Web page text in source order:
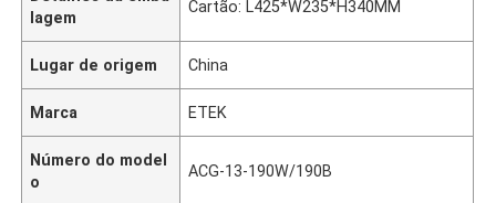
lagem
Cartão: L425*W235*H340MM
Lugar de origem China
Marca ETEK
Número do model
o
ACG-13-190W/190B